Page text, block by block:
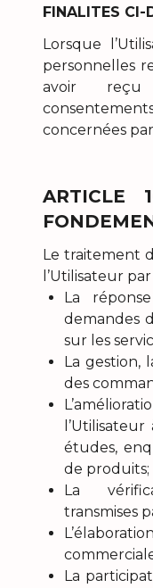
FINALITES CI-
Lorsque
personnelles
avoir
concernées
ARTICLE
Le traitement
l’Utilisateur
La
demandes
sur les
La gestion,
des
études,
de produits;
La
transmises
La